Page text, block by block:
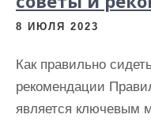
8 ИЮЛЯ 2023
Как правильно
рекомендации
является ключевым